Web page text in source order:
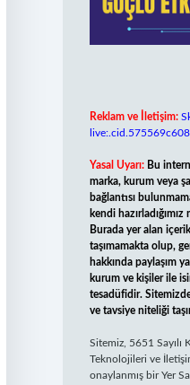
Reklam ve İletişim:
Yasal Uyarı: Bu
marka, kurum veya
bağlantısı
kendi
Burada yer alan
taşımamakta olup,
hakkında paylaşım
kurum ve kişiler ile
tesadüfidir.
ve tavsiye niteliği
Sitemiz, 5651 Sayılı
Teknolojileri ve
onaylanmış bir Yer